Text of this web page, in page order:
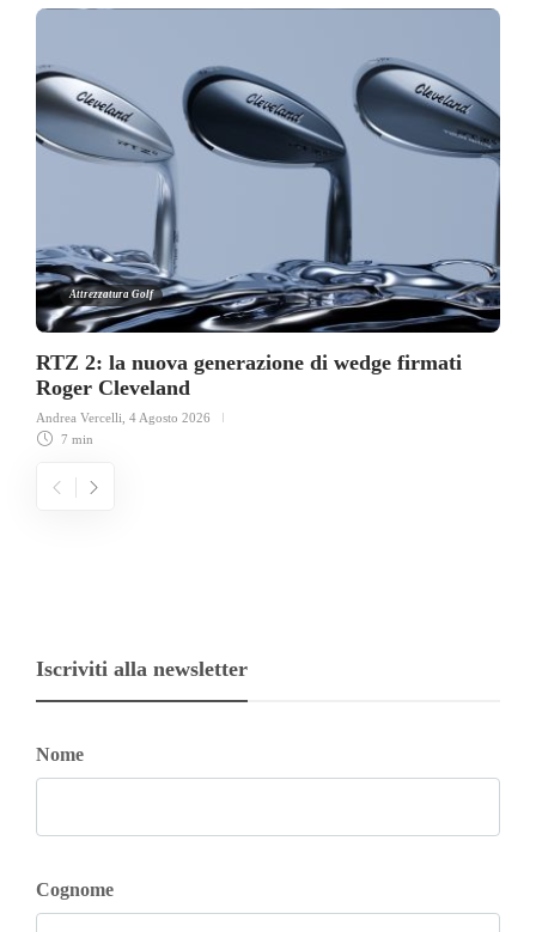
Attrezzatura Golf
RTZ 2: la nuova generazione di wedge firmati
Roger Cleveland
Andrea Vercelli 4 Agosto 2026
7 min
Iscriviti alla newsletter
Nome
Cognome